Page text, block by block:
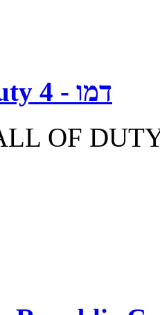
Call Of Duty 4 - דמו